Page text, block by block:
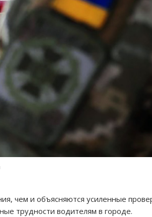
чем и объясняются усиленные
трудности водителям в городе.